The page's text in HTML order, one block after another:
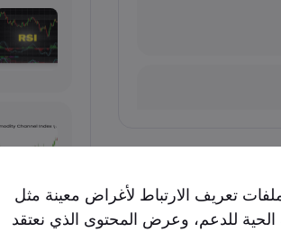
تعريف الارتباط لأغراض معينة مثل
الحية للدعم، وعرض المحتوى الذي نعتقد